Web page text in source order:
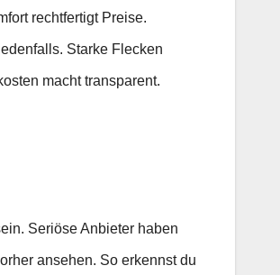
rechtfertigt Preise.
Starke Flecken
macht transparent.
Seriöse Anbieter haben
ansehen. So erkennst du